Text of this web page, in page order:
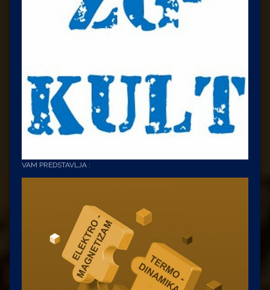
VAM PREDSTAVLJA :